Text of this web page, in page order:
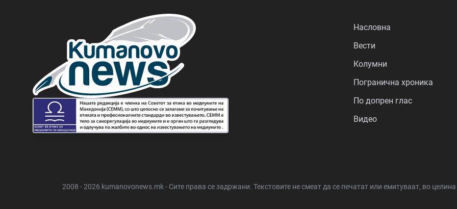
Насловна
Вести
Колумни
Погранична хроника
По допрен глас
Видео
2008 - 2026 kumanovonews.mk - Сите права се задржани. Текстовите не смеат да се печатат или емитуваат, во